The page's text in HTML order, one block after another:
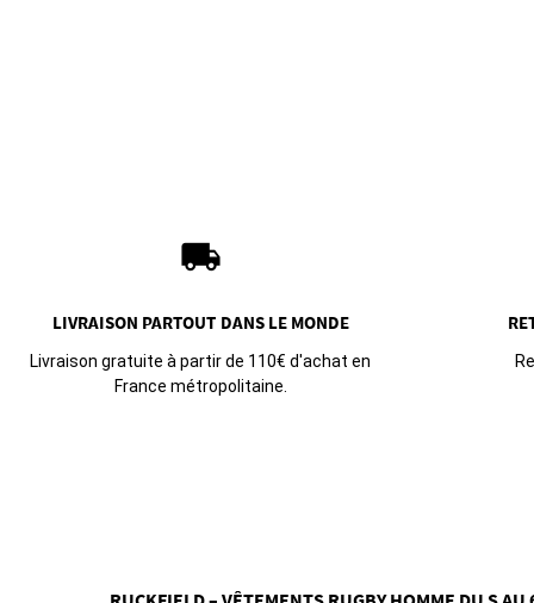
local_shipping
LIVRAISON PARTOUT DANS LE MONDE
Livraison gratuite à partir de 110€ d'achat en
France métropolitaine.